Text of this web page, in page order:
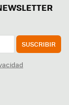
SUSCRIBIR